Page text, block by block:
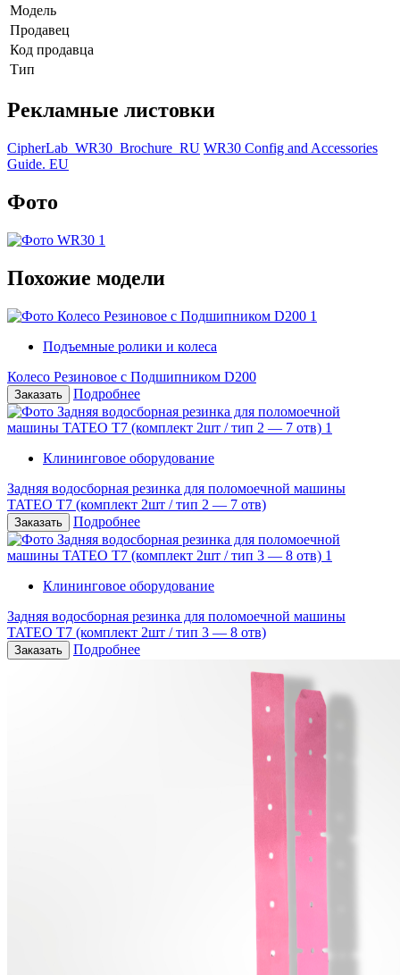
Модель
Продавец
Код продавца
Тип
Рекламные листовки
CipherLab_WR30_Brochure_RU WR30 Config and Accessories
Guide. EU
Фото
Похожие модели
Подъемные ролики и колеса
Колесо Резиновое с Подшипником D200
Подробнее
Клининговое оборудование
Задняя водосборная резинка для поломоечной машины
TATEO T7 (комплект 2шт / тип 2 — 7 отв)
Подробнее
Клининговое оборудование
Задняя водосборная резинка для поломоечной машины
TATEO T7 (комплект 2шт / тип 3 — 8 отв)
Подробнее